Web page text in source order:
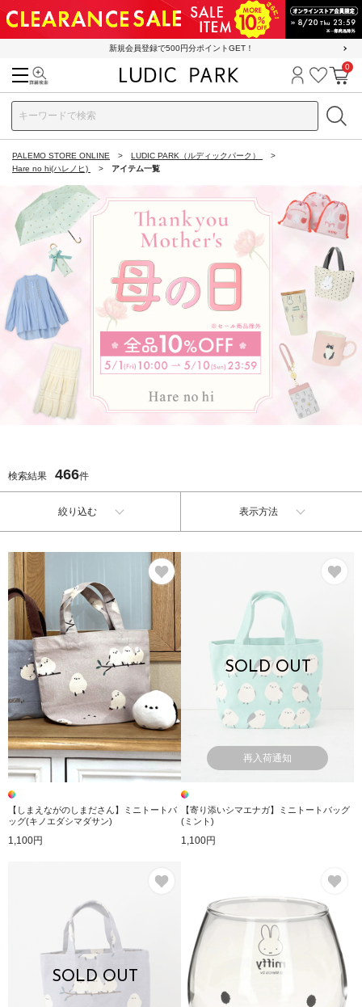
新規会員登録で500円分ポイントGET！
ログイン
お気に
カ
0
PALEMO STORE ONLINE
LUDIC PARK（ルディックパーク）
Hare no hi(ハレノヒ)
アイテム一覧
検索結果 466件
絞り込む 表示方法
お気に入り
【しまえながのしまださん】ミニトートバ
ッグ(キノエダシマダサン)
1,100円
SOLD OUT
再入荷通知
【寄り添いシマエナガ】ミニトートバッグ
(ミント)
1,100円
SOLD OUT